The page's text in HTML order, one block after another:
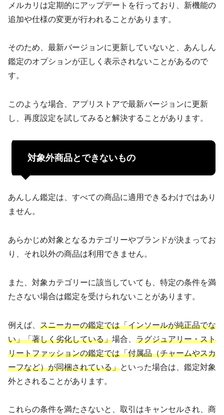
メルカリは定期的にアップデートを行っており、新機能の
追加や仕様の変更が行われることがあります。
そのため、最新バージョンに更新していないと、あんしん
鑑定のオプションが正しく表示されないことがあるので
す。
このような場合、アプリストアで最新バージョンに更新
し、再度設定を試してみると解決することがあります。
対象外商品とできないもの
あんしん鑑定は、すべての商品に適用できるわけではあり
ません。
あらかじめ対象となるカテゴリーやブランドが決まってお
り、それ以外の商品は利用できません。
また、対象カテゴリーに該当していても、特定の条件を満
たさない場合は鑑定を受けられないことがあります。
例えば、 スニーカーの鑑定では「インソールが純正品でな
い」「著しく劣化している」場合、 ラグジュアリー・スト
リートファッションの鑑定では「付属品（チャームやスカ
ーフなど）が同梱されている」といった場合は、鑑定対象
外とされることがあります。
これらの条件を満たさないと、取引はキャンセルされ、商